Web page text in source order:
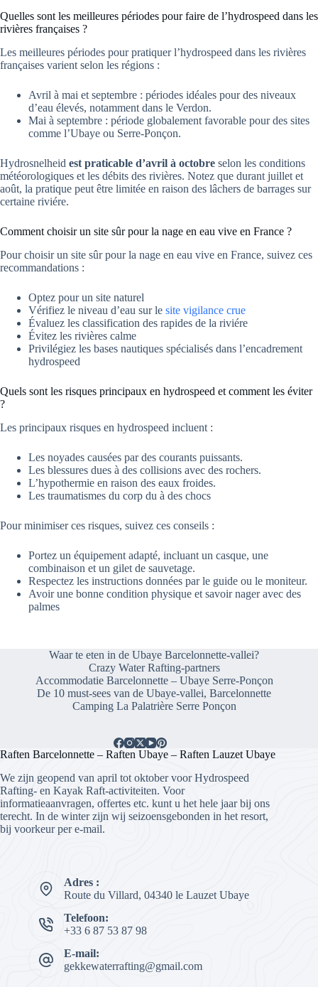
Quelles sont les meilleures périodes pour faire de l’hydrospeed dans les
rivières françaises ?
Les meilleures périodes pour pratiquer l’hydrospeed dans les rivières
françaises varient selon les régions :
Avril à mai et septembre : périodes idéales pour des niveaux
d’eau élevés, notamment dans le Verdon.
Mai à septembre : période globalement favorable pour des sites
comme l’Ubaye ou Serre-Ponçon.
Hydrosnelheid est praticable d’avril à octobre selon les conditions
météorologiques et les débits des rivières. Notez que durant juillet et
août, la pratique peut être limitée en raison des lâchers de barrages sur
certaine riviére.
Comment choisir un site sûr pour la nage en eau vive en France ?
Pour choisir un site sûr pour la nage en eau vive en France, suivez ces
recommandations :
Optez pour un site naturel
Vérifiez le niveau d’eau sur le site vigilance crue
Évaluez les classification des rapides de la riviére
Évitez les rivières calme
Privilégiez les bases nautiques spécialisés dans l’encadrement
hydrospeed
Quels sont les risques principaux en hydrospeed et comment les éviter
?
Les principaux risques en hydrospeed incluent :
Les noyades causées par des courants puissants.
Les blessures dues à des collisions avec des rochers.
L’hypothermie en raison des eaux froides.
Les traumatismes du corp du à des chocs
Pour minimiser ces risques, suivez ces conseils :
Portez un équipement adapté, incluant un casque, une
combinaison et un gilet de sauvetage.
Respectez les instructions données par le guide ou le moniteur.
Avoir une bonne condition physique et savoir nager avec des
palmes
Waar te eten in de Ubaye Barcelonnette-vallei?
Crazy Water Rafting-partners
Accommodatie Barcelonnette – Ubaye Serre-Ponçon
De 10 must-sees van de Ubaye-vallei, Barcelonnette
Camping La Palatrière Serre Ponçon
Raften Barcelonnette – Raften Ubaye – Raften Lauzet Ubaye
We zijn geopend van april tot oktober voor Hydrospeed
Rafting- en Kayak Raft-activiteiten. Voor
informatieaanvragen, offertes etc. kunt u het hele jaar bij ons
terecht. In de winter zijn wij seizoensgebonden in het resort,
bij voorkeur per e-mail.
Adres :
Route du Villard, 04340 le Lauzet Ubaye
Telefoon:
+33 6 87 53 87 98
E-mail:
gekkewaterrafting@gmail.com